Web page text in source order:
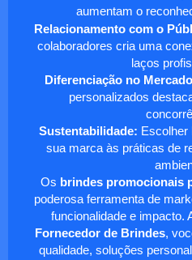
aumentam o
Relacionamento com o
colaboradores cria uma
laços
Diferenciação no
personalizados
Sustentabilidade: Escolher
sua marca às práticas de
Os brindes promocionais
poderosa ferramenta de
funcionalidade e impacto.
Fornecedor de Brindes,
qualidade, soluções